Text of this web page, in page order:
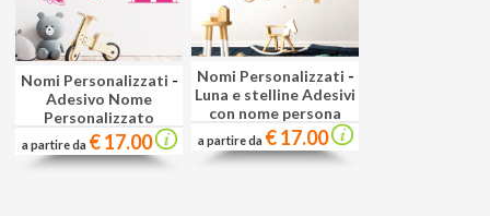
Nomi Personalizzati -
Adesivo Nome
Personalizzato
a partire da € 17.00
Nomi Personalizzati -
Luna e stelline Adesivi
con nome persona
a partire da € 17.00